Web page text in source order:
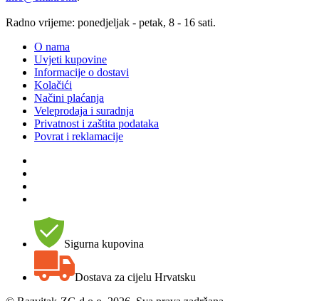
Radno vrijeme: ponedjeljak - petak, 8 - 16 sati.
O nama
Uvjeti kupovine
Informacije o dostavi
Kolačići
Načini plaćanja
Veleprodaja i suradnja
Privatnost i zaštita podataka
Povrat i reklamacije
Sigurna kupovina
Dostava za cijelu Hrvatsku